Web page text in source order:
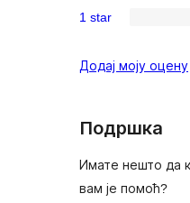
reviews
star
2-
reviews
star
1 star
Додај моју оцену
Подршка
Имате нешто да
вам је помоћ?